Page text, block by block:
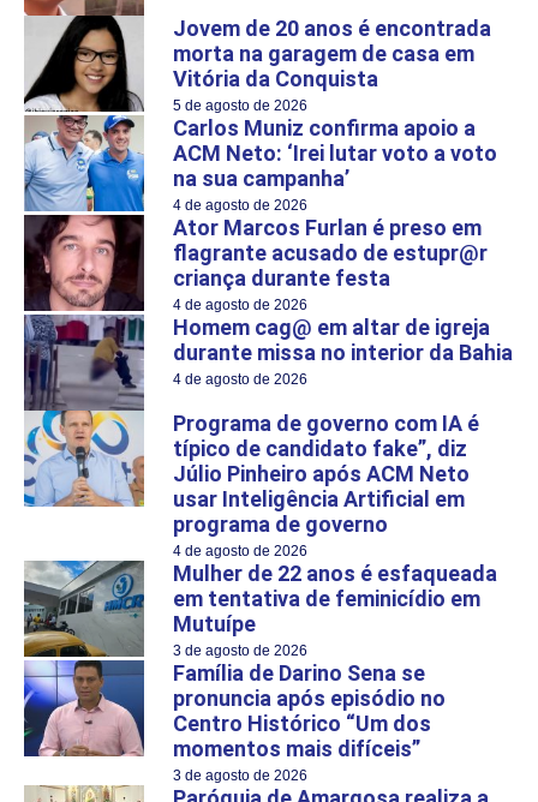
Jovem de 20 anos é encontrada
morta na garagem de casa em
Vitória da Conquista
5 de agosto de 2026
Carlos Muniz confirma apoio a
ACM Neto: ‘Irei lutar voto a voto
na sua campanha’
4 de agosto de 2026
Ator Marcos Furlan é preso em
flagrante acusado de estupr@r
criança durante festa
4 de agosto de 2026
Homem cag@ em altar de igreja
durante missa no interior da Bahia
4 de agosto de 2026
Programa de governo com IA é
típico de candidato fake”, diz
Júlio Pinheiro após ACM Neto
usar Inteligência Artificial em
programa de governo
4 de agosto de 2026
Mulher de 22 anos é esfaqueada
em tentativa de feminicídio em
Mutuípe
3 de agosto de 2026
Família de Darino Sena se
pronuncia após episódio no
Centro Histórico “Um dos
momentos mais difíceis”
3 de agosto de 2026